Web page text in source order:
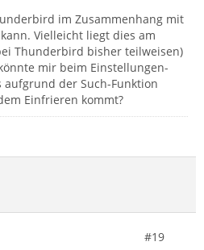
im Zusammenhang mit
Vielleicht liegt dies am
Thunderbird bisher teilweisen)
mir beim Einstellungen-
aufgrund der Such-Funktion
Einfrieren kommt?
#19